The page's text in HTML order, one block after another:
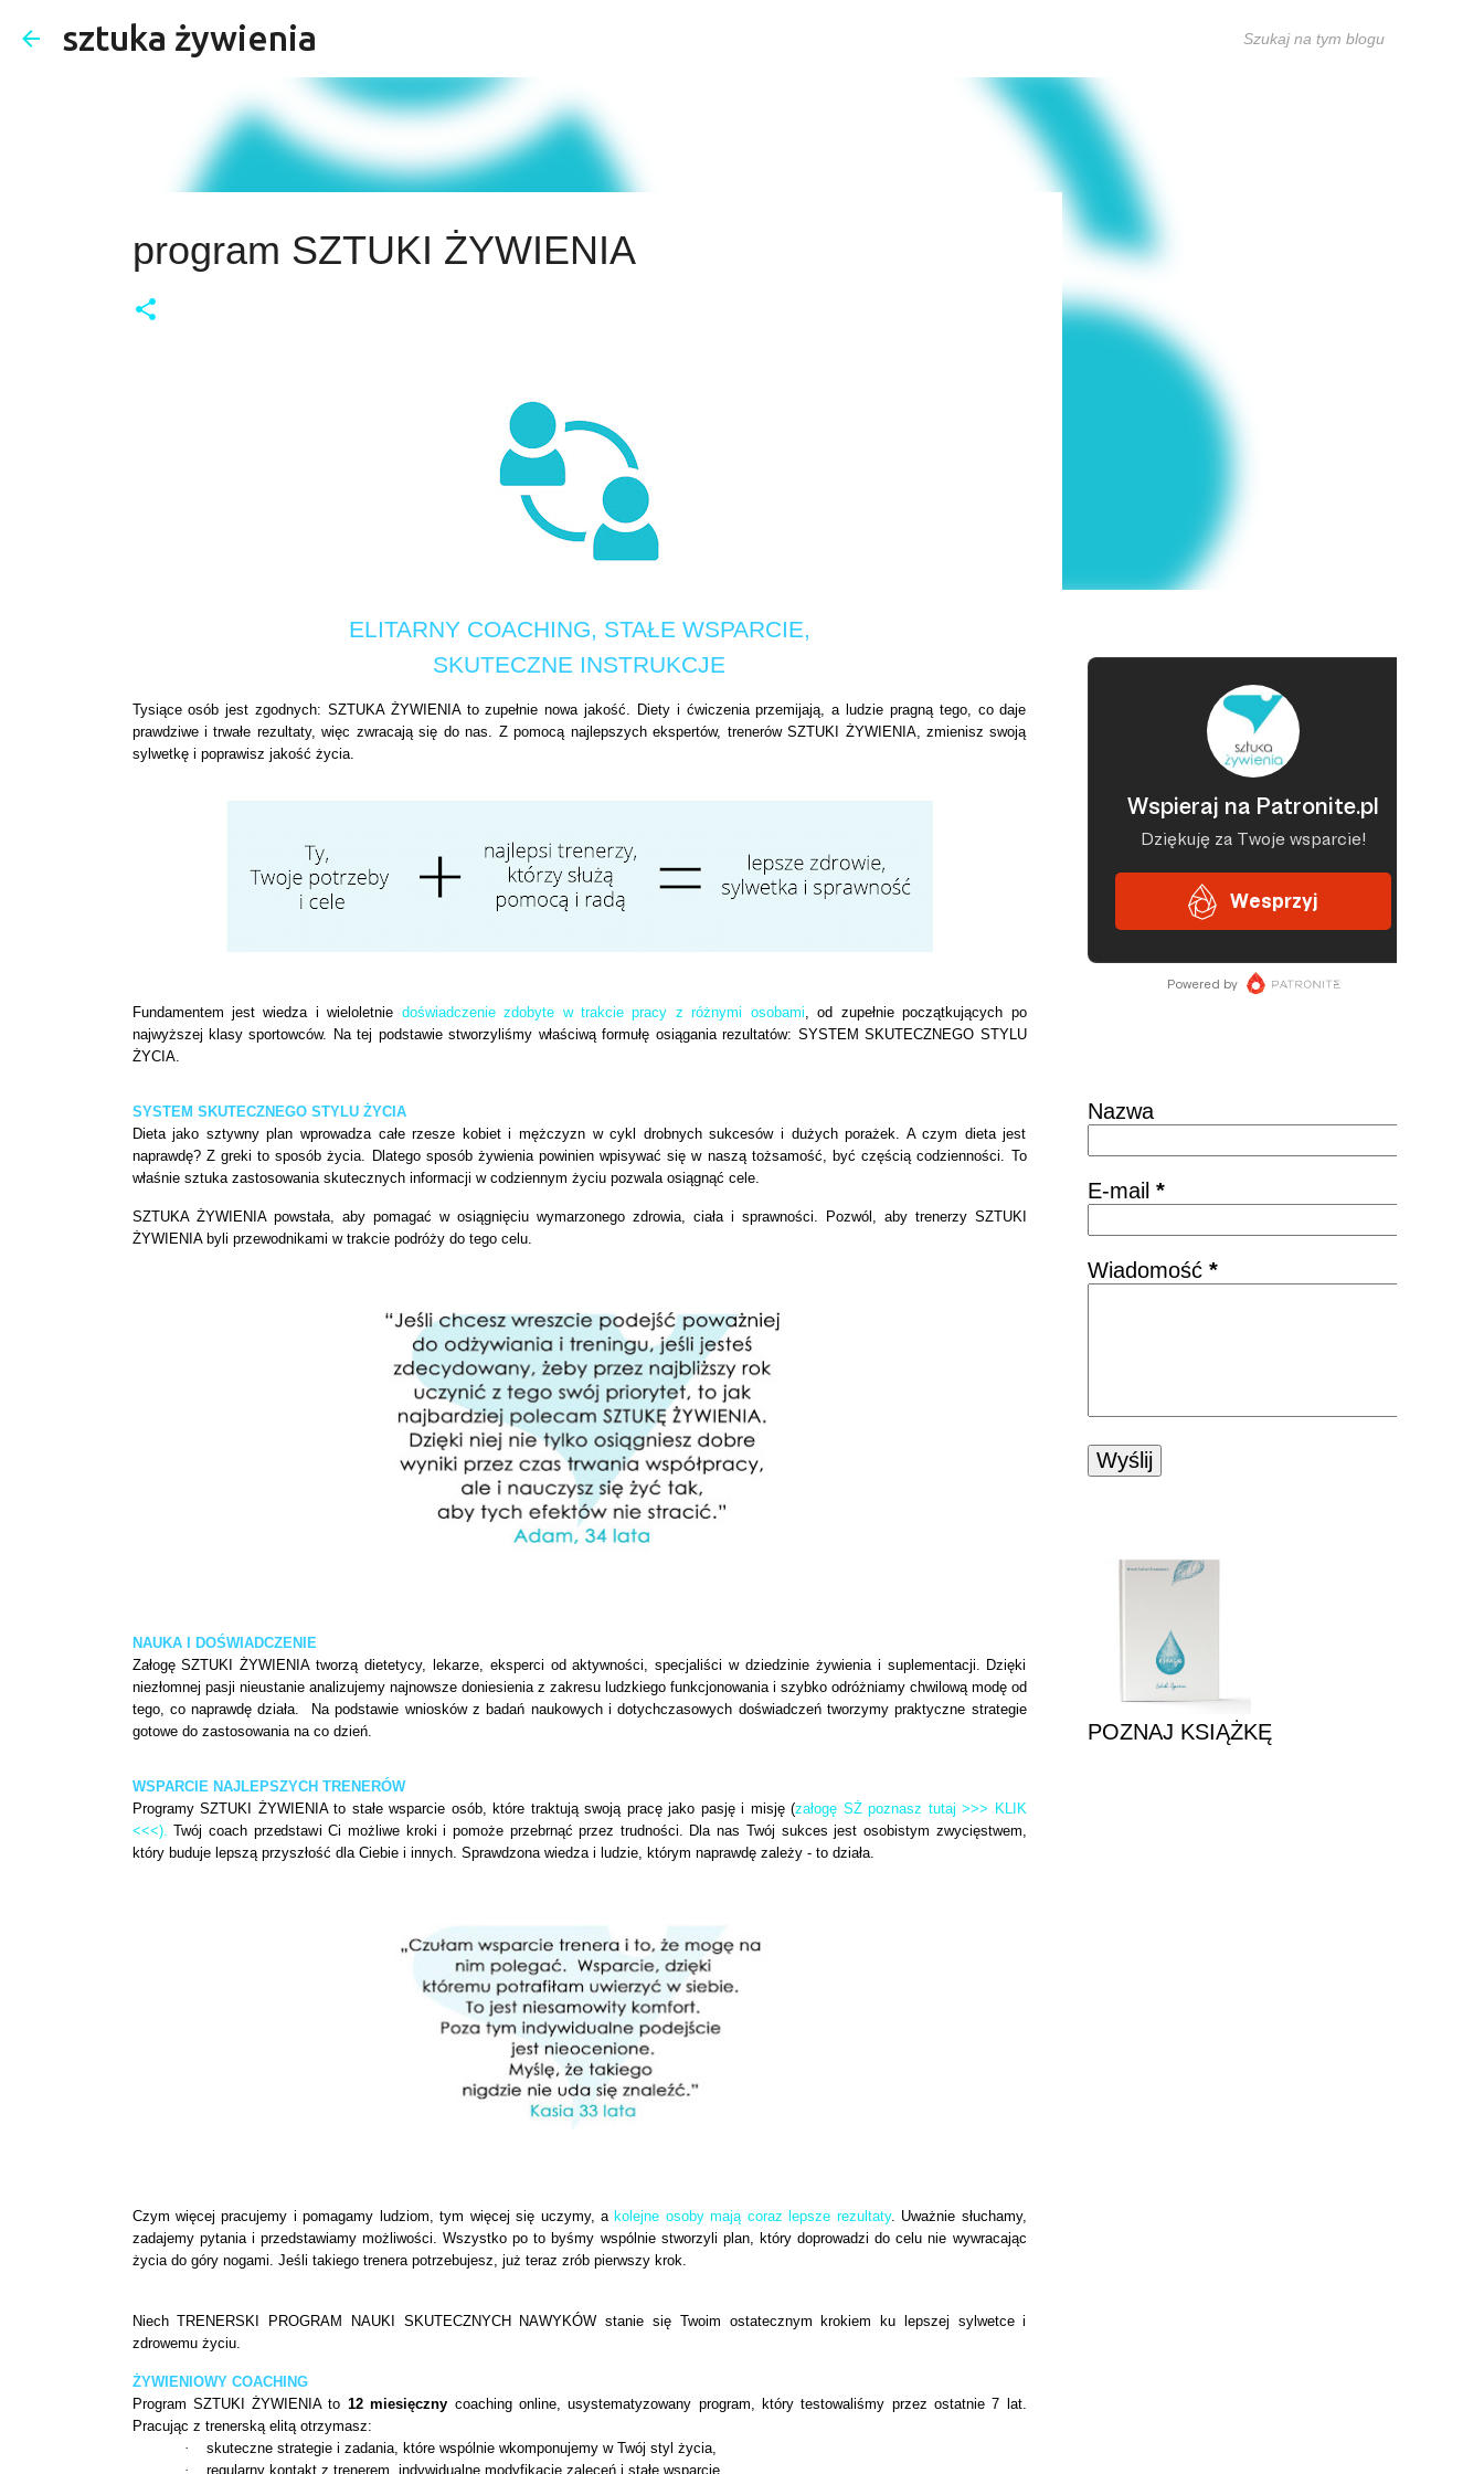
sztuka żywienia
program SZTUKI ŻYWIENIA
ELITARNY COACHING, STAŁE WSPARCIE,
SKUTECZNE INSTRUKCJE
Tysiące osób jest zgodnych: SZTUKA ŻYWIENIA to zupełnie nowa jakość. Diety i ćwiczenia przemijają, a ludzie pragną tego, co daje
prawdziwe i trwałe rezultaty, więc zwracają się do nas. Z pomocą najlepszych ekspertów, trenerów SZTUKI ŻYWIENIA, zmienisz swoją
sylwetkę i poprawisz jakość życia.
Fundamentem jest wiedza i wieloletnie doświadczenie zdobyte w trakcie pracy z różnymi osobami, od zupełnie początkujących po
najwyższej klasy sportowców. Na tej podstawie stworzyliśmy właściwą formułę osiągania rezultatów: SYSTEM SKUTECZNEGO STYLU
ŻYCIA.
SYSTEM SKUTECZNEGO STYLU ŻYCIA
Dieta jako sztywny plan wprowadza całe rzesze kobiet i mężczyzn w cykl drobnych sukcesów i dużych porażek. A czym dieta jest
naprawdę? Z greki to sposób życia. Dlatego sposób żywienia powinien wpisywać się w naszą tożsamość, być częścią codzienności. To
właśnie sztuka zastosowania skutecznych informacji w codziennym życiu pozwala osiągnąć cele.
SZTUKA ŻYWIENIA powstała, aby pomagać w osiągnięciu wymarzonego zdrowia, ciała i sprawności. Pozwól, aby trenerzy SZTUKI
ŻYWIENIA byli przewodnikami w trakcie podróży do tego celu.
NAUKA I DOŚWIADCZENIE
Załogę SZTUKI ŻYWIENIA tworzą dietetycy, lekarze, eksperci od aktywności, specjaliści w dziedzinie żywienia i suplementacji. Dzięki
niezłomnej pasji nieustanie analizujemy najnowsze doniesienia z zakresu ludzkiego funkcjonowania i szybko odróżniamy chwilową modę od
tego, co naprawdę działa. Na podstawie wniosków z badań naukowych i dotychczasowych doświadczeń tworzymy praktyczne strategie
gotowe do zastosowania na co dzień.
WSPARCIE NAJLEPSZYCH TRENERÓW
Programy SZTUKI ŻYWIENIA to stałe wsparcie osób, które traktują swoją pracę jako pasję i misję (załogę SŻ poznasz tutaj >>> KLIK
<<<). Twój coach przedstawi Ci możliwe kroki i pomoże przebrnąć przez trudności. Dla nas Twój sukces jest osobistym zwycięstwem,
który buduje lepszą przyszłość dla Ciebie i innych. Sprawdzona wiedza i ludzie, którym naprawdę zależy - to działa.
Czym więcej pracujemy i pomagamy ludziom, tym więcej się uczymy, a kolejne osoby mają coraz lepsze rezultaty. Uważnie słuchamy,
zadajemy pytania i przedstawiamy możliwości. Wszystko po to byśmy wspólnie stworzyli plan, który doprowadzi do celu nie wywracając
życia do góry nogami. Jeśli takiego trenera potrzebujesz, już teraz zrób pierwszy krok.
Niech TRENERSKI PROGRAM NAUKI SKUTECZNYCH NAWYKÓW stanie się Twoim ostatecznym krokiem ku lepszej sylwetce i
zdrowemu życiu.
ŻYWIENIOWY COACHING
Program SZTUKI ŻYWIENIA to 12 miesięczny coaching online, usystematyzowany program, który testowaliśmy przez ostatnie 7 lat.
Pracując z trenerską elitą otrzymasz:
·
skuteczne strategie i zadania, które wspólnie wkomponujemy w Twój styl życia,
·
regularny kontakt z trenerem, indywidualne modyfikacje zaleceń i stałe wsparcie,
Nazwa
E-mail *
Wiadomość *
POZNAJ KSIĄŻKĘ